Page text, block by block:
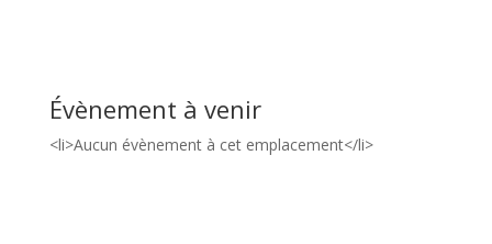
Évènement à venir
<li>Aucun évènement à cet emplacement</li>